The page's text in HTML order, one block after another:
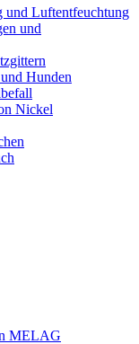
Luftentfeuchtung
und
Hunden
Nickel
MELAG